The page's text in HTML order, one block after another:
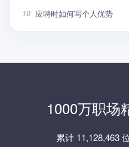
10 应聘时如何写个人优势
1000万职场
累计 11,128,463